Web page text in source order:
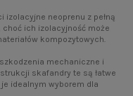
izolacyjne neoprenu z pełną
choć ich izolacyjność może
kompozytowych.
mechaniczne i
skafandry te są łatwe
idealnym wyborem dla